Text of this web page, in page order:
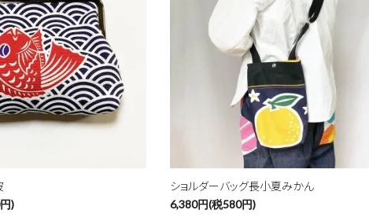
)
ショルダーバッグ長小夏みかん
6,380円(税580円)